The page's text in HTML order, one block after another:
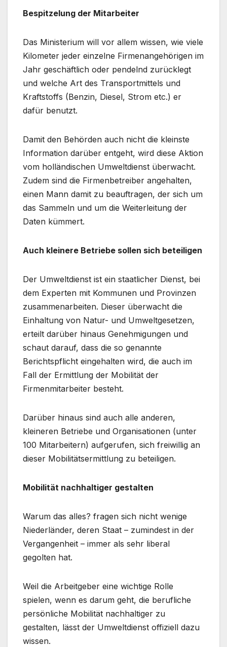
Bespitzelung der Mitarbeiter
Das Ministerium will vor allem wissen, wie viele
Kilometer jeder einzelne Firmenangehörigen im
Jahr geschäftlich oder pendelnd zurücklegt
und welche Art des Transportmittels und
Kraftstoffs (Benzin, Diesel, Strom etc.) er
dafür benutzt.
Damit den Behörden auch nicht die kleinste
Information darüber entgeht, wird diese Aktion
vom holländischen Umweltdienst überwacht.
Zudem sind die Firmenbetreiber angehalten,
einen Mann damit zu beauftragen, der sich um
das Sammeln und um die Weiterleitung der
Daten kümmert.
Auch kleinere Betriebe sollen sich beteiligen
Der Umweltdienst ist ein staatlicher Dienst, bei
dem Experten mit Kommunen und Provinzen
zusammenarbeiten. Dieser überwacht die
Einhaltung von Natur- und Umweltgesetzen,
erteilt darüber hinaus Genehmigungen und
schaut darauf, dass die so genannte
Berichtspflicht eingehalten wird, die auch im
Fall der Ermittlung der Mobilität der
Firmenmitarbeiter besteht.
Darüber hinaus sind auch alle anderen,
kleineren Betriebe und Organisationen (unter
100 Mitarbeitern) aufgerufen, sich freiwillig an
dieser Mobilitätsermittlung zu beteiligen.
Mobilität nachhaltiger gestalten
Warum das alles? fragen sich nicht wenige
Niederländer, deren Staat – zumindest in der
Vergangenheit – immer als sehr liberal
gegolten hat.
Weil die Arbeitgeber eine wichtige Rolle
spielen, wenn es darum geht, die berufliche
persönliche Mobilität nachhaltiger zu
gestalten, lässt der Umweltdienst offiziell dazu
wissen.